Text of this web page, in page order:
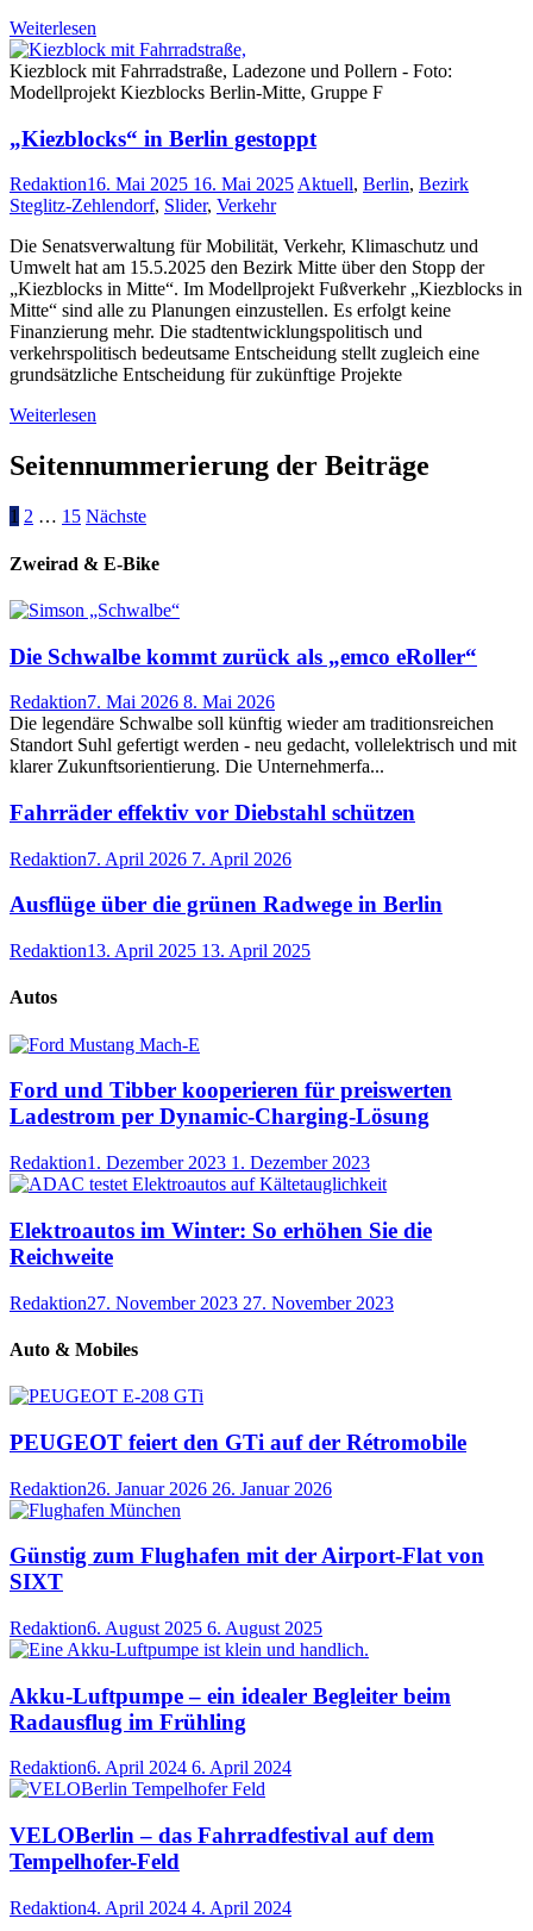
Weiterlesen
Kiezblock mit Fahrradstraße, Ladezone und Pollern - Foto:
Modellprojekt Kiezblocks Berlin-Mitte, Gruppe F
„Kiezblocks“ in Berlin gestoppt
Redaktion16. Mai 2025 16. Mai 2025Aktuell, Berlin, Bezirk
Steglitz-Zehlendorf, Slider, Verkehr
Die Senatsverwaltung für Mobilität, Verkehr, Klimaschutz und
Umwelt hat am 15.5.2025 den Bezirk Mitte über den Stopp der
„Kiezblocks in Mitte“. Im Modellprojekt Fußverkehr „Kiezblocks in
Mitte“ sind alle zu Planungen einzustellen. Es erfolgt keine
Finanzierung mehr. Die stadtentwicklungspolitisch und
verkehrspolitisch bedeutsame Entscheidung stellt zugleich eine
grundsätzliche Entscheidung für zukünftige Projekte
Weiterlesen
Seitennummerierung der Beiträge
1 2 … 15 Nächste
Zweirad & E-Bike
Die Schwalbe kommt zurück als „emco eRoller“
Redaktion7. Mai 2026 8. Mai 2026
Die legendäre Schwalbe soll künftig wieder am traditionsreichen
Standort Suhl gefertigt werden - neu gedacht, vollelektrisch und mit
klarer Zukunftsorientierung. Die Unternehmerfa...
Fahrräder effektiv vor Diebstahl schützen
Redaktion7. April 2026 7. April 2026
Ausflüge über die grünen Radwege in Berlin
Redaktion13. April 2025 13. April 2025
Autos
Ford und Tibber kooperieren für preiswerten
Ladestrom per Dynamic-Charging-Lösung
Redaktion1. Dezember 2023 1. Dezember 2023
Elektroautos im Winter: So erhöhen Sie die
Reichweite
Redaktion27. November 2023 27. November 2023
Auto & Mobiles
PEUGEOT feiert den GTi auf der Rétromobile
Redaktion26. Januar 2026 26. Januar 2026
Günstig zum Flughafen mit der Airport-Flat von
SIXT
Redaktion6. August 2025 6. August 2025
Akku-Luftpumpe – ein idealer Begleiter beim
Radausflug im Frühling
Redaktion6. April 2024 6. April 2024
VELOBerlin – das Fahrradfestival auf dem
Tempelhofer-Feld
Redaktion4. April 2024 4. April 2024